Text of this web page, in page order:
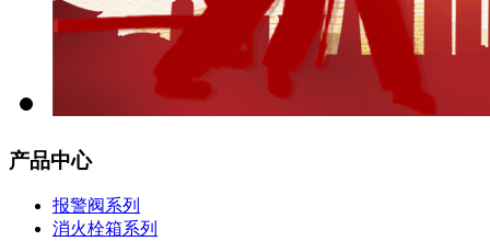
产品中心
报警阀系列
消火栓箱系列